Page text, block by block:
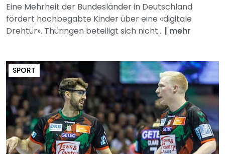
Eine Mehrheit der Bundesländer in Deutschland
fördert hochbegabte Kinder über eine «digitale
Drehtür». Thüringen beteiligt sich nicht... | mehr
SPORT